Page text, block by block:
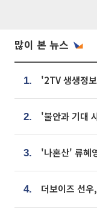
많이 본 뉴스
1.
2.
3.
4.